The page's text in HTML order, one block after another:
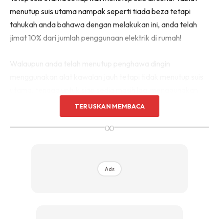
menutup suis utama nampak seperti tiada beza tetapi
tahukah anda bahawa dengan melakukan ini, anda telah
jimat 10% dari jumlah penggunaan elektrik di rumah!
elektrik tanpa anda sedari.
2. Set Masa
dingin anda secara automatik selepas beberapa jam
TERUSKAN MEMBACA
∞
Ads